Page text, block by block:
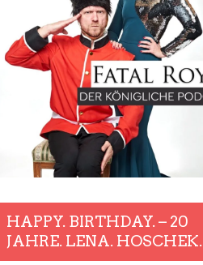
HAPPY. BIRTHDAY. – 20
JAHRE. LENA. HOSCHEK.